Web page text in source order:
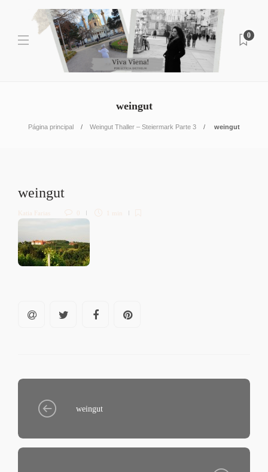
0
weingut
Página principal Weingut Thaller – Steiermark Parte 3 weingut
weingut
Katia Farias 0 1 min
weingut